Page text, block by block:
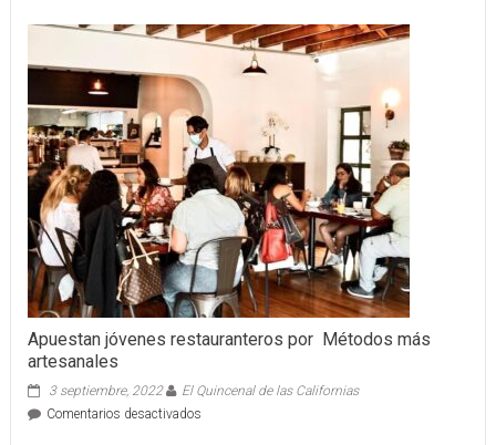
GANAN
EL
TERCER
LUGAR
EN
PENALES
Apuestan jóvenes restauranteros por Métodos más
artesanales
3 septiembre, 2022
El Quincenal de las Californias
Comentarios desactivadosen